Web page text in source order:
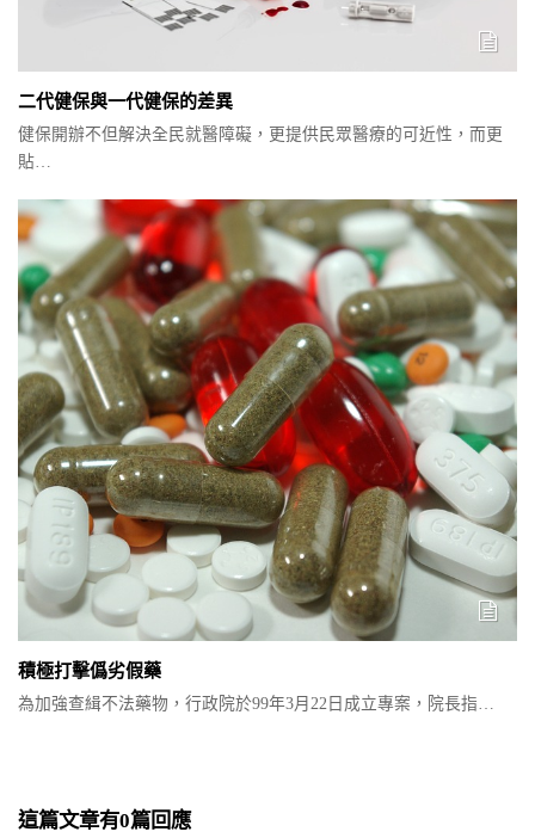
二代健保與一代健保的差異
健保開辦不但解決全民就醫障礙，更提供民眾醫療的可近性，而更
貼…
積極打擊僞劣假藥
為加強查緝不法藥物，行政院於99年3月22日成立專案，院長指…
這篇文章有0篇回應